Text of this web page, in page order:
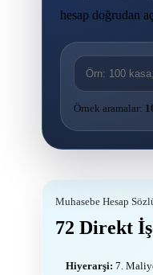
hesap doğrudan
Örnek aramalar:
Muhasebe Hesap
72 Direkt
Hiyerarşi: 7.